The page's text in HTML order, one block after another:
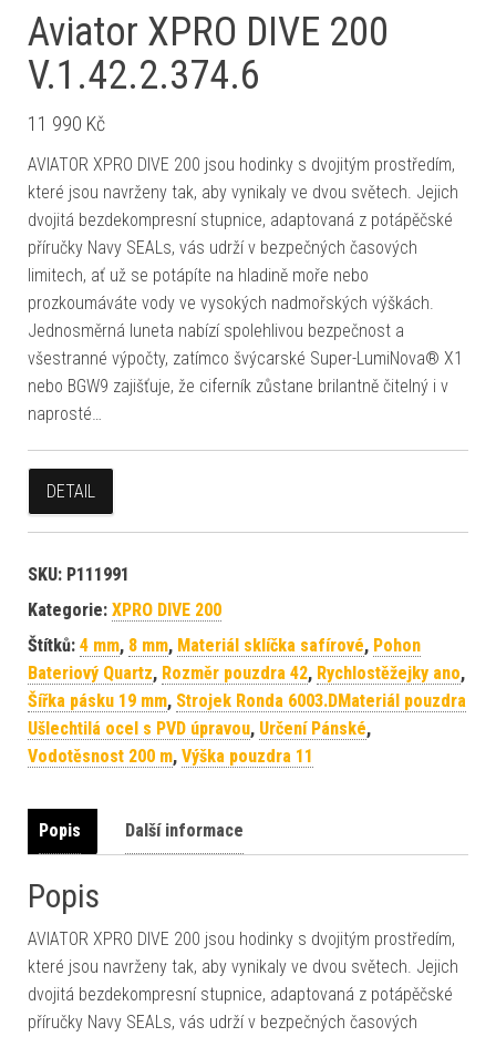
Aviator XPRO DIVE 200
V.1.42.2.374.6
11 990 Kč
AVIATOR XPRO DIVE 200 jsou hodinky s dvojitým prostředím,
které jsou navrženy tak, aby vynikaly ve dvou světech. Jejich
dvojitá bezdekompresní stupnice, adaptovaná z potápěčské
příručky Navy SEALs, vás udrží v bezpečných časových
limitech, ať už se potápíte na hladině moře nebo
prozkoumáváte vody ve vysokých nadmořských výškách.
Jednosměrná luneta nabízí spolehlivou bezpečnost a
všestranné výpočty, zatímco švýcarské Super-LumiNova® X1
nebo BGW9 zajišťuje, že ciferník zůstane brilantně čitelný i v
naprosté…
DETAIL
SKU: P111991
Kategorie: XPRO DIVE 200
Štítků: 4 mm, 8 mm, Materiál sklíčka safírové, Pohon
Bateriový Quartz, Rozměr pouzdra 42, Rychlostěžejky ano,
Šířka pásku 19 mm, Strojek Ronda 6003.DMateriál pouzdra
Ušlechtilá ocel s PVD úpravou, Určení Pánské,
Vodotěsnost 200 m, Výška pouzdra 11
Popis Další informace
Popis
AVIATOR XPRO DIVE 200 jsou hodinky s dvojitým prostředím,
které jsou navrženy tak, aby vynikaly ve dvou světech. Jejich
dvojitá bezdekompresní stupnice, adaptovaná z potápěčské
příručky Navy SEALs, vás udrží v bezpečných časových